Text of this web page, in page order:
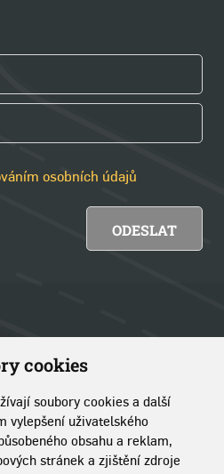
cookies
soubory cookies a další
vylepšení uživatelského
obsahu a reklam,
stránek a zjištění zdroje
osobních údajů